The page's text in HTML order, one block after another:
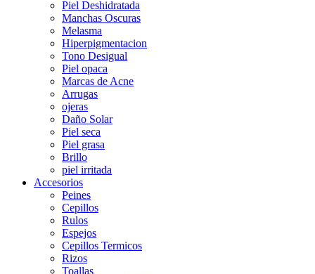
Piel Deshidratada
Manchas Oscuras
Melasma
Hiperpigmentacion
Tono Desigual
Piel opaca
Marcas de Acne
Arrugas
ojeras
Daño Solar
Piel seca
Piel grasa
Brillo
piel irritada
Accesorios
Peines
Cepillos
Rulos
Espejos
Cepillos Termicos
Rizos
Toallas